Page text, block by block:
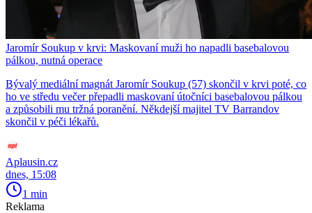
Jaromír Soukup v krvi: Maskovaní muži ho napadli basebalovou
pálkou, nutná operace
Bývalý mediální magnát Jaromír Soukup (57) skončil v krvi poté, co
ho ve středu večer přepadli maskovaní útočníci basebalovou pálkou
a způsobili mu tržná poranění. Někdejší majitel TV Barrandov
skončil v péči lékařů.
Aplausin.cz
dnes, 15:08
1 min
Reklama